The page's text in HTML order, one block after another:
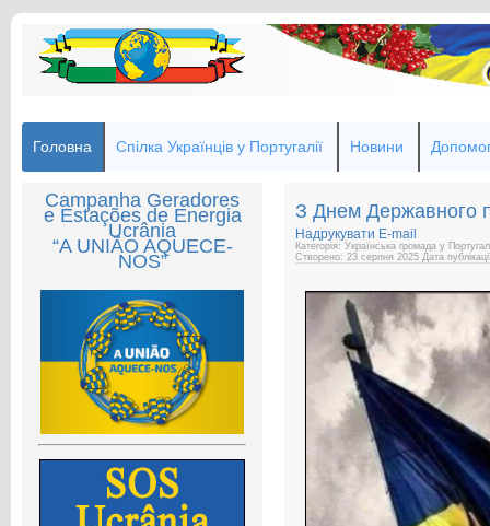
Головна Спілка Українців у Португалії Новини
Campanha Geradores
e Estações de Energia
Ucrânia
“A UNIÃO AQUECE-
NOS”
З Днем Державного
Надрукувати E-mail
Категорія: Українська громада у
Створено: 23 серпня 2025 Дата